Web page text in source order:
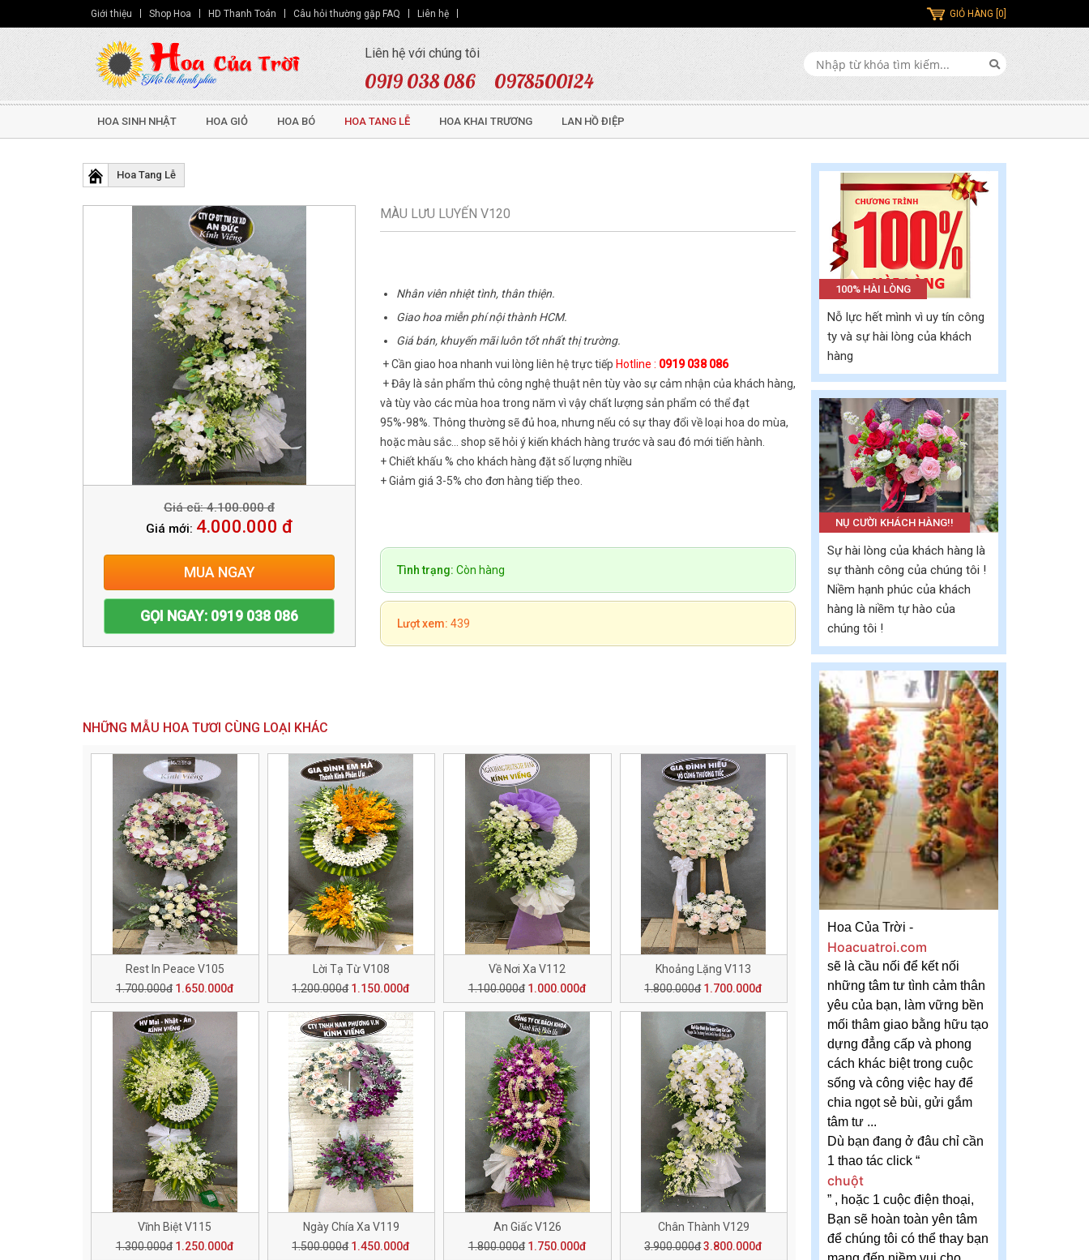
Giới thiệu Shop Hoa HD Thanh Toán Câu hỏi thường gặp FAQ Liên hệ GIỎ HÀNG [0]
Liên hệ với chúng tôi
0919 038 086 0978500124
HOA SINH NHẬT HOA GIỎ HOA BÓ HOA TANG LỄ HOA KHAI TRƯƠNG LAN HỒ ĐIỆP
Hoa Tang Lễ
Giá cũ: 4.100.000 đ
Giá mới: 4.000.000 đ
MUA NGAY
GỌI NGAY: 0919 038 086
MÀU LƯU LUYẾN V120
Nhân viên nhiệt tình, thân thiện.
Giao hoa miễn phí nội thành HCM.
Giá bán, khuyến mãi luôn tốt nhất thị trường.
+ Cần giao hoa nhanh vui lòng liên hệ trực tiếp Hotline : 0919 038 086
+ Đây là sản phẩm thủ công nghệ thuật nên tùy vào sự cảm nhận của khách hàng,
và tùy vào các mùa hoa trong năm vì vậy chất lượng sản phẩm có thể đạt
95%-98%. Thông thường sẽ đủ hoa, nhưng nếu có sự thay đổi về loại hoa do mùa,
hoặc màu sắc... shop sẽ hỏi ý kiến khách hàng trước và sau đó mới tiến hành.
+ Chiết khấu % cho khách hàng đặt số lượng nhiều
+ Giảm giá 3-5% cho đơn hàng tiếp theo.
Tình trạng: Còn hàng
Lượt xem: 439
NHỮNG MẪU HOA TƯƠI CÙNG LOẠI KHÁC
Rest In Peace V105
1.700.000đ 1.650.000đ
Lời Tạ Từ V108
1.200.000đ 1.150.000đ
Về Nơi Xa V112
1.100.000đ 1.000.000đ
Khoảng Lặng V113
1.800.000đ 1.700.000đ
Vĩnh Biệt V115
1.300.000đ 1.250.000đ
Ngày Chía Xa V119
1.500.000đ 1.450.000đ
An Giấc V126
1.800.000đ 1.750.000đ
Chân Thành V129
3.900.000đ3.800.000đ
100% HÀI LÒNG
Nỗ lực hết mình vì uy tín công
ty và sự hài lòng của khách
hàng
NỤ CƯỜI KHÁCH HÀNG!!
Sự hài lòng của khách hàng là
sự thành công của chúng tôi !
Niềm hạnh phúc của khách
hàng là niềm tự hào của
chúng tôi !
Hoa Của Trời -
Hoacuatroi.com
sẽ là cầu nối để kết nối
những tâm tư tình cảm thân
yêu của bạn, làm vững bền
mối thâm giao bằng hữu tạo
dựng đẳng cấp và phong
cách khác biệt trong cuộc
sống và công việc hay để
chia ngọt sẻ bùi, gửi gắm
tâm tư ...
Dù bạn đang ở đâu chỉ cần
1 thao tác click “
chuột
” , hoặc 1 cuộc điện thoại,
Bạn sẽ hoàn toàn yên tâm
để chúng tôi có thể thay bạn